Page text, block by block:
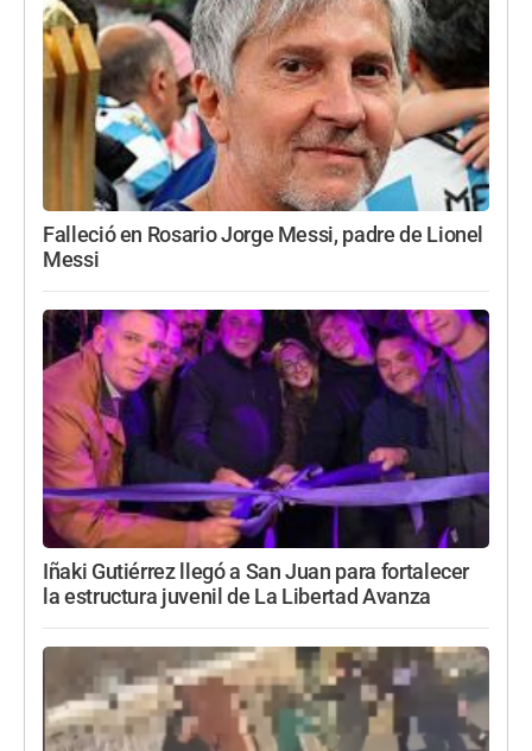
Falleció en Rosario Jorge Messi, padre de Lionel
Messi
Iñaki Gutiérrez llegó a San Juan para fortalecer
la estructura juvenil de La Libertad Avanza